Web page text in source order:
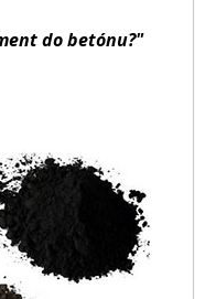
do betónu?"